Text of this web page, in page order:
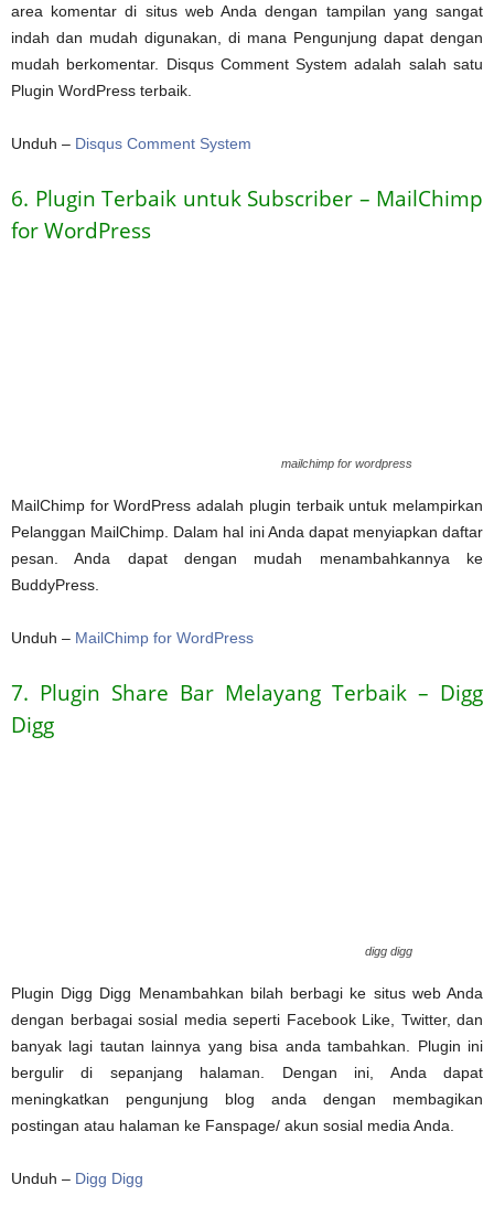
area komentar di situs web Anda dengan tampilan yang sangat
indah dan mudah digunakan, di mana Pengunjung dapat dengan
mudah berkomentar. Disqus Comment System adalah salah satu
Plugin WordPress terbaik.
Unduh – Disqus Comment System
6. Plugin Terbaik untuk Subscriber – MailChimp
for WordPress
mailchimp for wordpress
MailChimp for WordPress adalah plugin terbaik untuk melampirkan
Pelanggan MailChimp. Dalam hal ini Anda dapat menyiapkan daftar
pesan. Anda dapat dengan mudah menambahkannya ke
BuddyPress.
Unduh – MailChimp for WordPress
7. Plugin Share Bar Melayang Terbaik – Digg
Digg
digg digg
Plugin Digg Digg Menambahkan bilah berbagi ke situs web Anda
dengan berbagai sosial media seperti Facebook Like, Twitter, dan
banyak lagi tautan lainnya yang bisa anda tambahkan. Plugin ini
bergulir di sepanjang halaman. Dengan ini, Anda dapat
meningkatkan pengunjung blog anda dengan membagikan
postingan atau halaman ke Fanspage/ akun sosial media Anda.
Unduh – Digg Digg